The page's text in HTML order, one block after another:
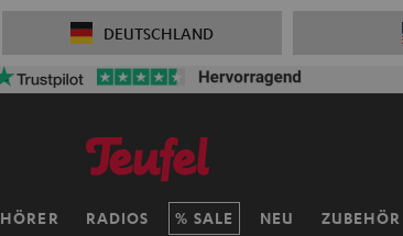
DEUTSCHLAND
RADIOS SALE NEU ZUBEHÖR